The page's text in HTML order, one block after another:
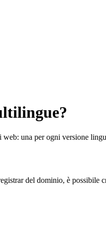
una per ogni versione
del dominio, è possibile